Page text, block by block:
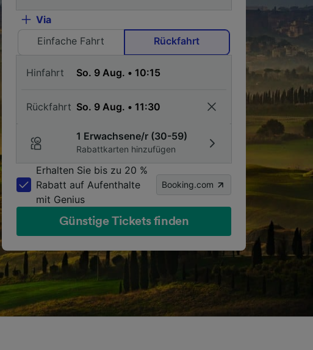
Via
Einfache Fahrt
Rückfahrt
Hinfahrt
Rückfahrt
1 Erwachsene/r (30-59)
Rabattkarten hinzufügen
Erhalten Sie bis zu 20 %
Rabatt auf Aufenthalte
mit Genius
Booking.com
Günstige Tickets finden